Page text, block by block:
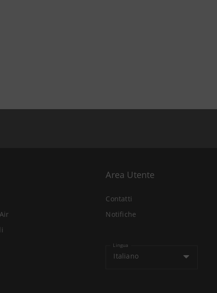
Area Utente
Contatti
Notifiche
Lingua
Italiano